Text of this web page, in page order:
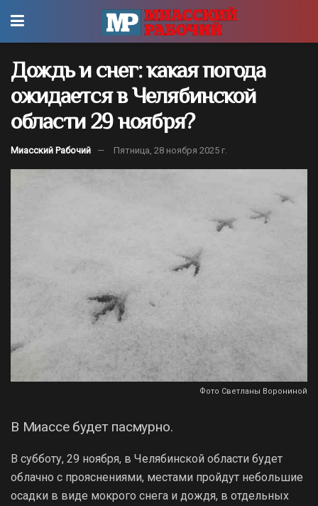
Дождь и снег: какая погода
ожидается в Челябинской
области 29 ноября?
Миасский Рабочий Пятница, 28 ноября 2025 г.
Фото Светланы Ворониной
В Миассе будет пасмурно.
В субботу, 29 ноября, в Челябинской области будет
облачно с прояснениями, местами пройдут небольшие
осадки в виде мокрого снега и дождя, в отдельных